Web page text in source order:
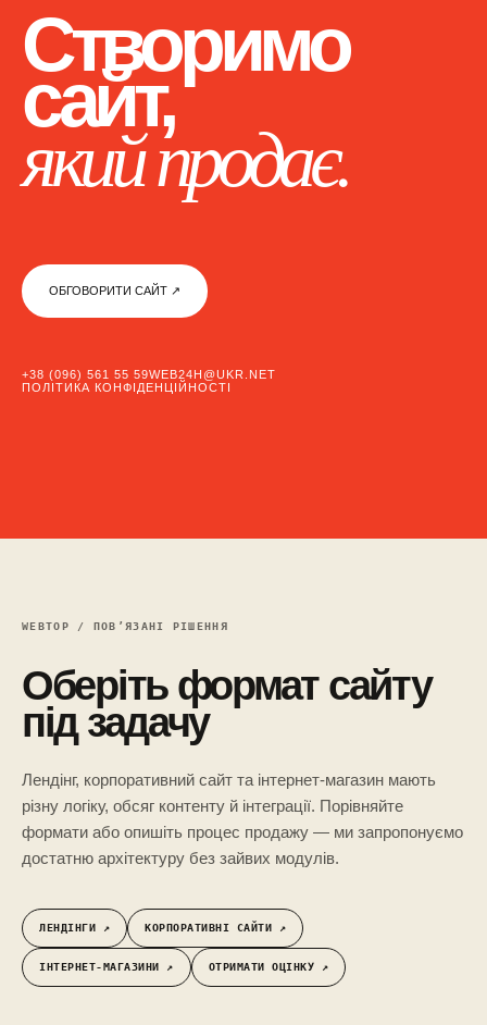
Створимо
сайт,
який продає.
ОБГОВОРИТИ САЙТ ↗︎
+38 (096) 561 55 59WEB24H@UKR.NET
ПОЛІТИКА КОНФІДЕНЦІЙНОСТІ
WEBTOP / ПОВ’ЯЗАНІ РІШЕННЯ
Оберіть формат сайту
під задачу
Лендінг, корпоративний сайт та інтернет-магазин мають
різну логіку, обсяг контенту й інтеграції. Порівняйте
формати або опишіть процес продажу — ми запропонуємо
достатню архітектуру без зайвих модулів.
ЛЕНДІНГИ ↗︎ КОРПОРАТИВНІ САЙТИ ↗︎
ІНТЕРНЕТ-МАГАЗИНИ ↗︎ ОТРИМАТИ ОЦІНКУ ↗︎